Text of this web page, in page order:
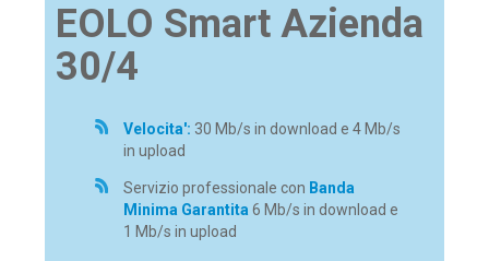
EOLO Smart Azienda
30/4
Velocita': 30 Mb/s in download e 4 Mb/s
in upload
Servizio professionale con Banda
Minima Garantita 6 Mb/s in download e
1 Mb/s in upload